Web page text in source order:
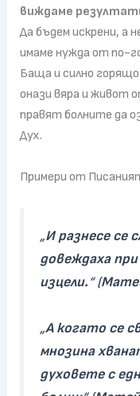
виждаме
Да бъдем искрени, а
имаме нужда от по-
Баща и силно горящо
онази вяра и живот
правят болните да
Дух.
Примери от
„И разнесе се
довеждаха
изцели.“ (
„А когато се
мнозина
духовете с